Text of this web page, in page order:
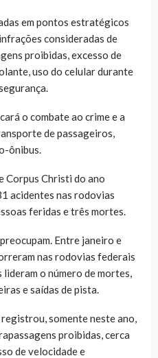
em pontos estratégicos
consideradas de
proibidas, excesso de
uso do celular durante
o combate ao crime e a
de passageiros,
ônibus.
Corpus Christi do ano
acidentes nas rodovias
feridas e três mortes.
Entre janeiro e
nas rodovias federais
o número de mortes,
e saídas de pista.
somente neste ano,
proibidas, cerca
de velocidade e